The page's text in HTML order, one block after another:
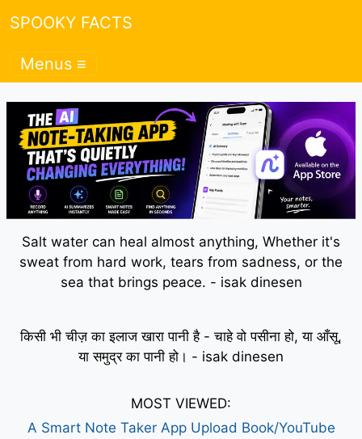
SPOOKY FACTS
Menus ≡
Salt water can heal almost anything, Whether it's
sweat from hard work, tears from sadness, or the
sea that brings peace. - isak dinesen
किसी भी चीज़ का इलाज खारा पानी है - चाहे वो पसीना हो, या आँसू,
या समुद्र का पानी हो। - isak dinesen
MOST VIEWED:
A Smart Note Taker App Upload Book/YouTube